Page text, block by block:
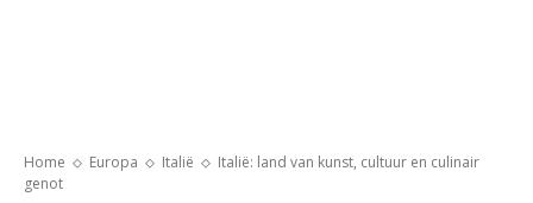
Home Europa Italië
Italië: land van kunst, cultuur en culinair
genot